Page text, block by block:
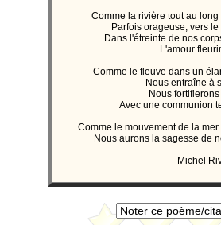
Comme la rivière tout au
Parfois orageuse, vers
Dans l'étreinte de nos
L'amour
Comme le fleuve dans un
Nous entraîne à
Nous
Avec une communion
Comme le mouvement de la
Nous aurons la sagesse de
- Michel